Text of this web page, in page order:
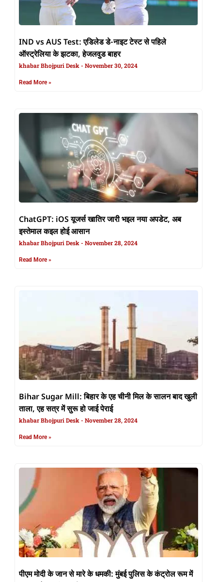
IND vs AUS Test: एडिलेड डे-नाइट टेस्ट से पहिले
ऑस्ट्रेलिया के झटका, हेजलवुड बाहर
khabar Bhojpuri Desk November 30, 2024
Read More »
ChatGPT: iOS यूजर्स खातिर जारी भइल नया अपडेट, अब
इस्तेमाल कइल होई आसान
khabar Bhojpuri Desk November 28, 2024
Read More »
Bihar Sugar Mill: बिहार के एह चीनी मिल के सालन बाद खुली
ताला, एह सत्र में सुरू हो जाई पेराई
khabar Bhojpuri Desk November 28, 2024
Read More »
पीएम मोदी के जान से मारे के धमकी: मुंबई पुलिस के कंट्रोल रूम में